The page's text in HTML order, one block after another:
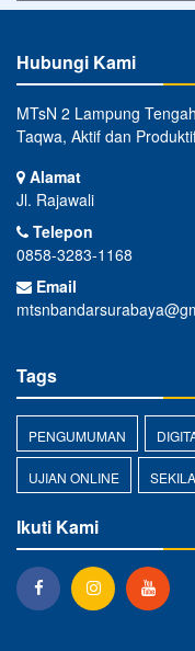
Hubungi Kami
MTsN 2 Lampung
Taqwa, Aktif dan
Alamat
Jl. Rajawali
Telepon
0858-3283-1168
Email
Tags
PENGUMUMAN
UJIAN ONLINE
Ikuti Kami